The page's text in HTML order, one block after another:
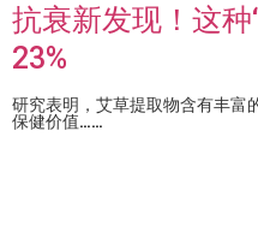
抗衰新发现！这
23%
研究表明，艾草提取物含有丰富
保健价值……